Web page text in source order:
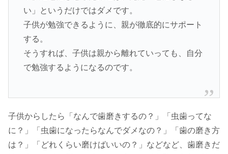
い」というだけではダメです。
子供が勉強できるように、親が徹底的にサポート
する。
そうすれば、子供は親から離れていっても、自分
で勉強するようになるのです。
子供からしたら「なんで歯磨きするの？」「虫歯ってな
に？」「虫歯になったらなんでダメなの？」「歯の磨き方
は？」「どれくらい磨けばいいの？」などなど、歯磨きだ